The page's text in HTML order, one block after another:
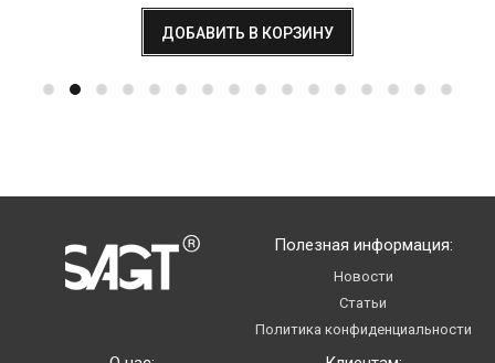
ДОБАВИТЬ В КОРЗИНУ
Полезная информация:
Новости
Статьи
Политика конфиденциальности